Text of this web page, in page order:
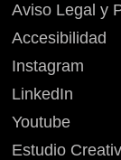
Aviso Legal y
Accesibilidad
Instagram
LinkedIn
Youtube
Estudio